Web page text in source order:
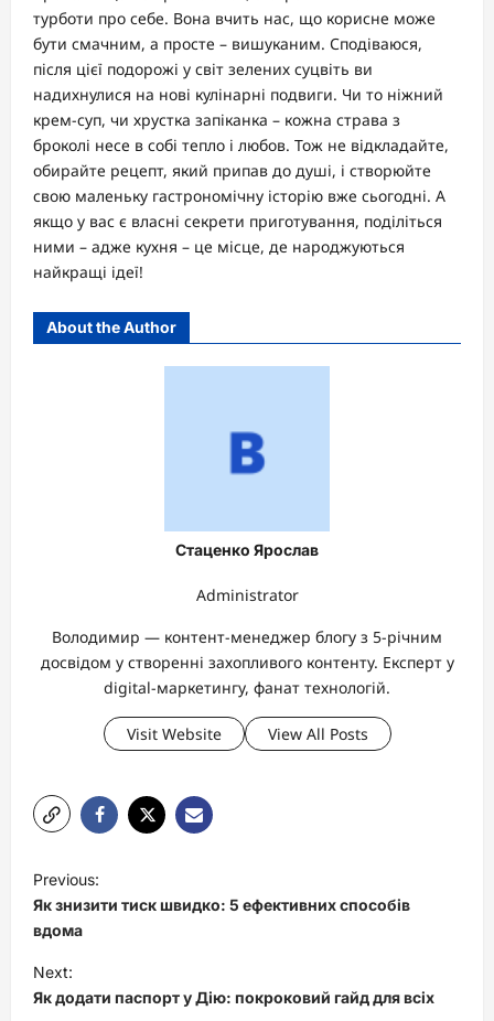
турботи про себе. Вона вчить нас, що корисне може
бути смачним, а просте – вишуканим. Сподіваюся,
після цієї подорожі у світ зелених суцвіть ви
надихнулися на нові кулінарні подвиги. Чи то ніжний
крем-суп, чи хрустка запіканка – кожна страва з
броколі несе в собі тепло і любов. Тож не відкладайте,
обирайте рецепт, який припав до душі, і створюйте
свою маленьку гастрономічну історію вже сьогодні. А
якщо у вас є власні секрети приготування, поділіться
ними – адже кухня – це місце, де народжуються
найкращі ідеї!
About the Author
Стаценко Ярослав
Administrator
Володимир — контент-менеджер блогу з 5-річним
досвідом у створенні захопливого контенту. Експерт у
digital-маркетингу, фанат технологій.
Visit Website View All Posts
o
s
t
n
Previous:
Як знизити тиск швидко: 5 ефективних способів
вдома
Next:
Як додати паспорт у Дію: покроковий гайд для всіх